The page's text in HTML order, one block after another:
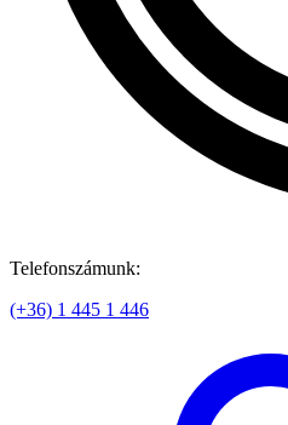
Telefonszámunk:
(+36) 1 445 1 446